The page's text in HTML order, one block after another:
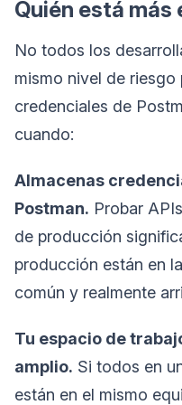
Quién está más
No todos los
mismo nivel de riesgo
credenciales de
cuando:
Almacenas
Postman. Probar
de producción
producción están en
común y realmente
Tu espacio de
amplio. Si todos en
están en el mismo